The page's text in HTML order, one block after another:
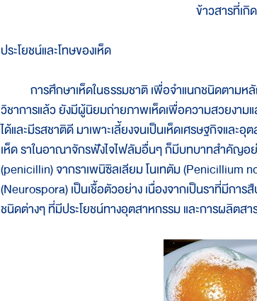
ข้าวสารที่เกิ
ประโยชน์และโทษของเห็ด
การศึกษาเห็ดในธรรมชาติ เพื่อจำแนกชนิดตามหลั
วิชาการแล้ว ยังมีผู้นิยมถ่ายภาพเห็ดเพื่อความสวยงาม
ได้และมีรสชาติดี มาเพาะเลี้ยงจนเป็นเห็ดเศรษฐกิจและ
เห็ด ราในอาณาจักรฟังไจไฟลัมอื่นๆ ก็มีบทบาทสำคัญ
(penicillin) จากราเพนิซิลเลียม โนเทตัม (Penicillium
(Neurospora) เป็นเชื้อตัวอย่าง เนื่องจากเป็นราที่มีก
ชนิดต่างๆ ที่มีประโยชน์ทางอุตสาหกรรม และการผลิตสา